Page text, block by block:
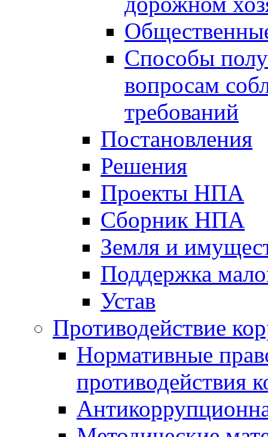
Способы
вопросам
требований
Постановления
Решения
Проекты НПА
Сборник НПА
Земля и
Поддержка
Устав
Противодействие
Нормативные
противодействия